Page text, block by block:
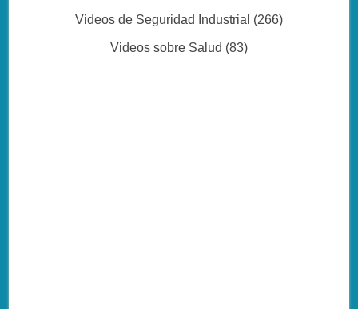
Videos de Seguridad Industrial (266)
Videos sobre Salud (83)